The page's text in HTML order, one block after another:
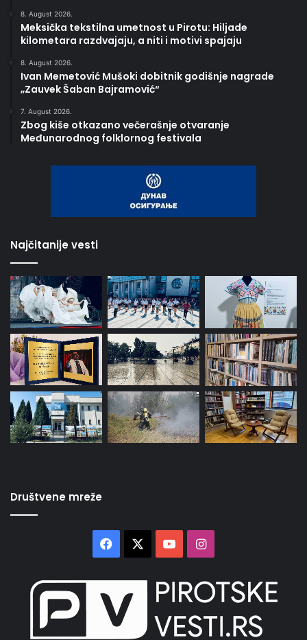
8. August 2026.
Meksička tekstilna umetnost u Pirotu: Hiljade
kilometara razdvajaju, a niti i motivi spajaju
8. August 2026.
Ivan Memetović Mušoki dobitnik godišnje nagrade
„Zauvek Šaban Bajramović“
7. August 2026.
Zbog kiše otkazano večerašnje otvaranje
Međunarodnog folklornog festivala
Najčitanije vesti
Društvene mreže
Facebook YouTubeInstagram